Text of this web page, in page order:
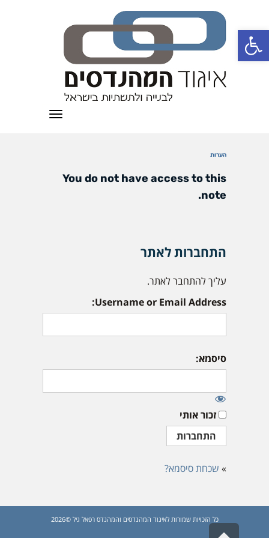
פתח סרגל נגישות
תפריט
הערות
You do not have access to this
note.
התחברות לאתר
עליך להתחבר לאתר.
Username or Email Address:
סיסמא:
זכור אותי
» שכחת סיסמא?
כל הזכויות שמורות לאיגוד המהנדסים והמהנדס רפאל גיל ©2026